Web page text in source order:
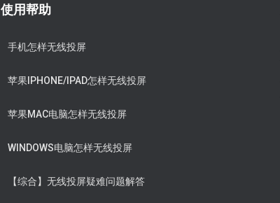
使用帮助
手机怎样无线投屏
苹果IPHONE/IPAD怎样无线投屏
苹果MAC电脑怎样无线投屏
WINDOWS电脑怎样无线投屏
【综合】无线投屏疑难问题解答